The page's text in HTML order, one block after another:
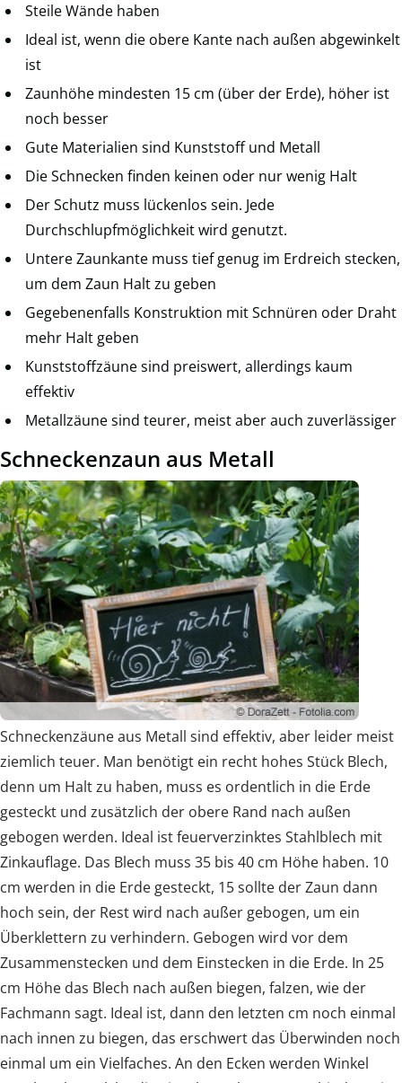
Steile Wände haben
Ideal ist, wenn die obere Kante nach außen abgewinkelt
ist
Zaunhöhe mindesten 15 cm (über der Erde), höher ist
noch besser
Gute Materialien sind Kunststoff und Metall
Die Schnecken finden keinen oder nur wenig Halt
Der Schutz muss lückenlos sein. Jede
Durchschlupfmöglichkeit wird genutzt.
Untere Zaunkante muss tief genug im Erdreich stecken,
um dem Zaun Halt zu geben
Gegebenenfalls Konstruktion mit Schnüren oder Draht
mehr Halt geben
Kunststoffzäune sind preiswert, allerdings kaum
effektiv
Metallzäune sind teurer, meist aber auch zuverlässiger
Schneckenzaun aus Metall
Schneckenzäune aus Metall sind effektiv, aber leider meist
ziemlich teuer. Man benötigt ein recht hohes Stück Blech,
denn um Halt zu haben, muss es ordentlich in die Erde
gesteckt und zusätzlich der obere Rand nach außen
gebogen werden. Ideal ist feuerverzinktes Stahlblech mit
Zinkauflage. Das Blech muss 35 bis 40 cm Höhe haben. 10
cm werden in die Erde gesteckt, 15 sollte der Zaun dann
hoch sein, der Rest wird nach außer gebogen, um ein
Überklettern zu verhindern. Gebogen wird vor dem
Zusammenstecken und dem Einstecken in die Erde. In 25
cm Höhe das Blech nach außen biegen, falzen, wie der
Fachmann sagt. Ideal ist, dann den letzten cm noch einmal
nach innen zu biegen, das erschwert das Überwinden noch
einmal um ein Vielfaches. An den Ecken werden Winkel